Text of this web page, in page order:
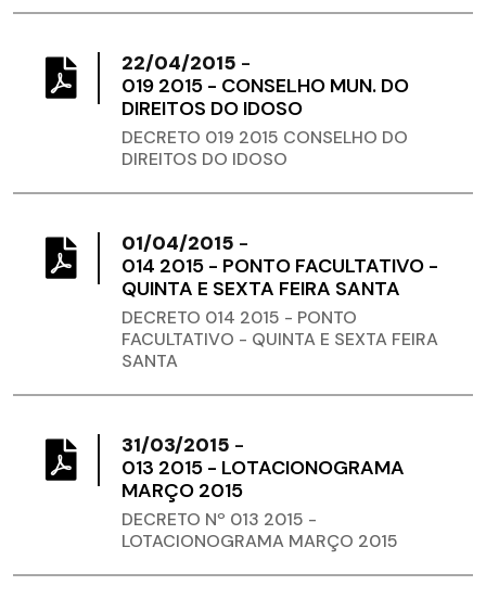
22/04/2015 -
019 2015 - CONSELHO MUN. DO
DIREITOS DO IDOSO
DECRETO 019 2015 CONSELHO DO
DIREITOS DO IDOSO
01/04/2015 -
014 2015 - PONTO FACULTATIVO -
QUINTA E SEXTA FEIRA SANTA
DECRETO 014 2015 - PONTO
FACULTATIVO - QUINTA E SEXTA FEIRA
SANTA
31/03/2015 -
013 2015 - LOTACIONOGRAMA
MARÇO 2015
DECRETO Nº 013 2015 -
LOTACIONOGRAMA MARÇO 2015